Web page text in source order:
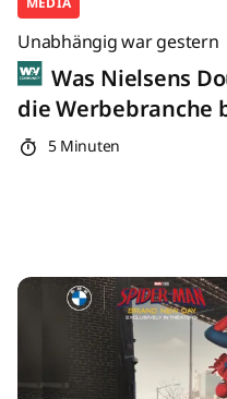
Unabhängig war gestern
Was Nielsens
die Werbebranche
5 Minuten